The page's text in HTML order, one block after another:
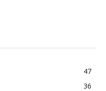
47
36